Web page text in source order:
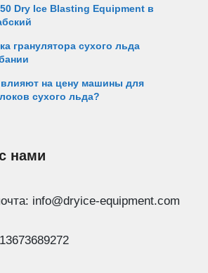
Dry Ice Blasting Equipment в
гранулятора сухого льда
на цену машины для
сухого льда?
нами
info@dryice-equipment.com